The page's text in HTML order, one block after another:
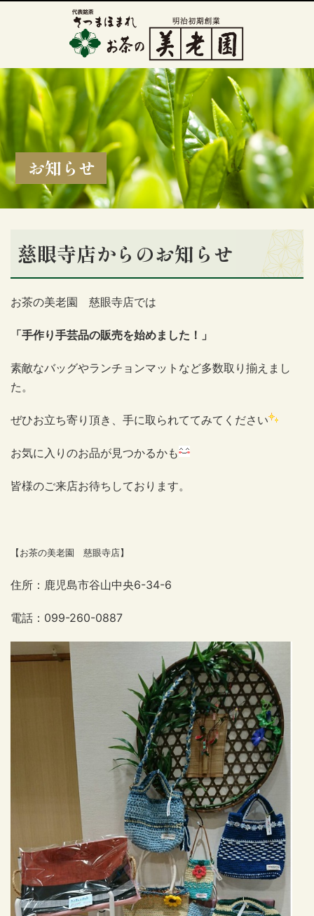
お知らせ
慈眼寺店からのお知らせ
お茶の美老園 慈眼寺店では
「手作り手芸品の販売を始めました！」
素敵なバッグやランチョンマットなど多数取り揃えまし
た。
ぜひお立ち寄り頂き、手に取られててみてください
お気に入りのお品が見つかるかも
皆様のご来店お待ちしております。
【お茶の美老園 慈眼寺店】
住所：鹿児島市谷山中央6-34-6
電話：099-260-0887